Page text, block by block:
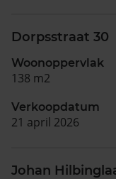
Dorpsstraat 30
Woonoppervlak
138 m2
Verkoopdatum
21 april 2026
Johan